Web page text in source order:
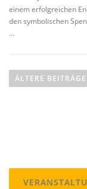
einem erfolgreichen
den symbolischen
…
e
s
ÄLTERE BEITRÄGE